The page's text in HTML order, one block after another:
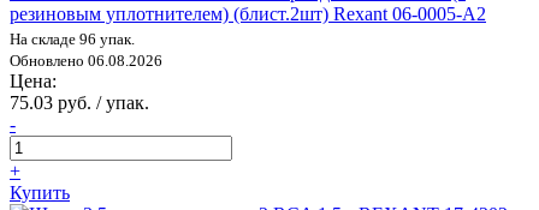
резиновым уплотнителем) (блист.2шт) Rexant 06-0005-A2
На складе 96 упак.
Обновлено 06.08.2026
Цена:
75.03 руб. / упак.
-
+
Купить